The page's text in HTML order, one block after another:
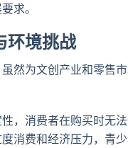
求。
环境挑战
然为文创产业和零售
，消费者在购买时无
消费和经济压力，青